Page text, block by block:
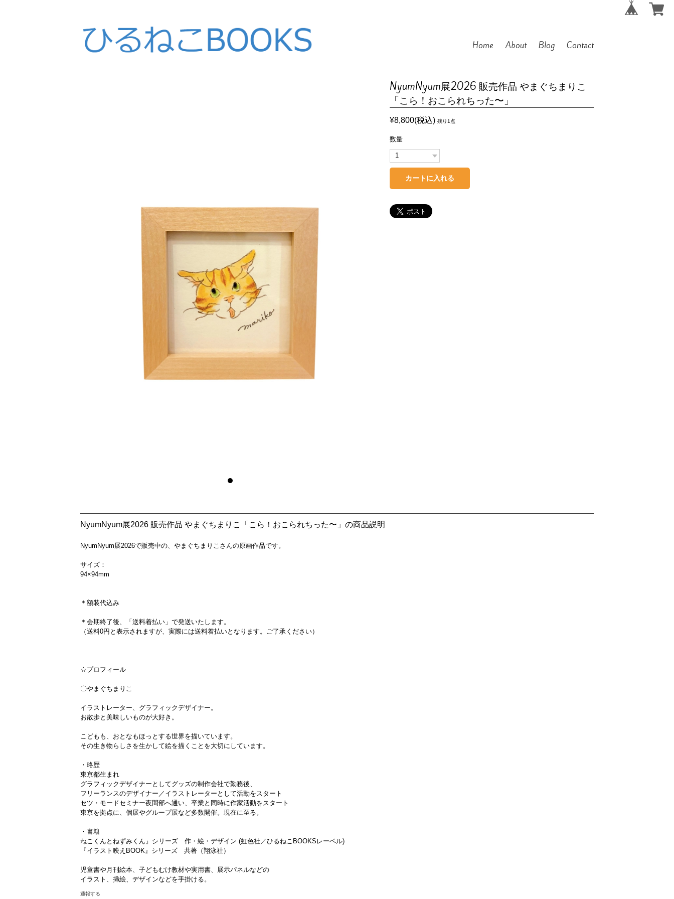
Home About Blog Contact
NyumNyum展2026 販売作品 やまぐちまりこ
「こら！おこられちった〜」
¥8,800(税込)残り1点
数量
NyumNyum展2026 販売作品 やまぐちまりこ「こら！おこられちった〜」の商品説明
NyumNyum展2026で販売中の、やまぐちまりこさんの原画作品です。
サイズ：
94×94mm
＊額装代込み
＊会期終了後、「送料着払い」で発送いたします。
（送料0円と表示されますが、実際には送料着払いとなります。ご了承ください）
☆プロフィール
〇やまぐちまりこ
イラストレーター、グラフィックデザイナー。
お散歩と美味しいものが大好き。
こどもも、おとなもほっとする世界を描いています。
その生き物らしさを生かして絵を描くことを大切にしています。
・略歴
東京都生まれ
グラフィックデザイナーとしてグッズの制作会社で勤務後、
フリーランスのデザイナー／イラストレーターとして活動をスタート
セツ・モードセミナー夜間部へ通い、卒業と同時に作家活動をスタート
東京を拠点に、個展やグループ展など多数開催。現在に至る。
・書籍
ねこくんとねずみくん』シリーズ 作・絵・デザイン (虹色社／ひるねこBOOKSレーベル)
『イラスト映えBOOK』シリーズ 共著（翔泳社）
児童書や月刊絵本、子どもむけ教材や実用書、展示パネルなどの
イラスト、挿絵、デザインなどを手掛ける。
通報する